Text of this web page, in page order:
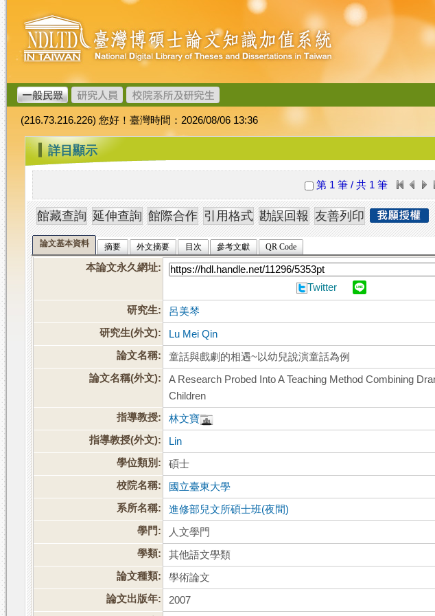
跳
到
主
要
內
容
臺
灣
博
碩
士
論
文
加
值
系
統
(216.73.216.226) 您好！臺灣時間：2026/08/06 13:36
::: 詳目顯示
第 1 筆 / 共 1 筆
論文基本資料 摘要 外文摘要 目次 參考文獻 QR Code
本論文永久網址:
Twitter
研究生:
呂美琴
研究生(外文):
Lu Mei Qin
論文名稱:
童話與戲劇的相遇~以幼兒說演童話為例
論文名稱(外文):
A Research Probed Into A Teaching Method Combining
Children
指導教授:
林文寶
指導教授(外文):
Lin
學位類別:
碩士
校院名稱:
國立臺東大學
系所名稱:
進修部兒文所碩士班(夜間)
學門:
人文學門
學類:
其他語文學類
論文種類:
學術論文
論文出版年:
2007